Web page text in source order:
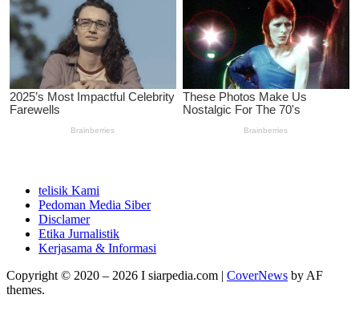
telisik Kami
Pedoman Media Siber
Disclamer
Etika Jurnalistik
Kerjasama & Informasi
Copyright © 2020 – 2026 I siarpedia.com | CoverNews by AF
themes.